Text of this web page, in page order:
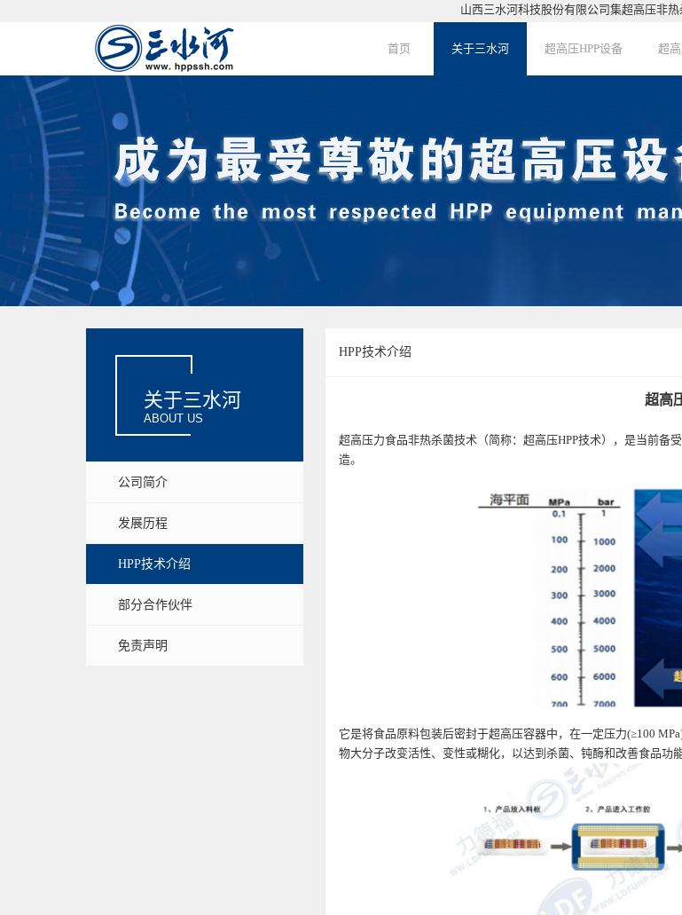
山西三水河科技股份有限公司集超高压非热杀菌设
首页
HOME
关于三水河
关于三水河 超高压HPP设备
超高压HPP设备
超
超
关于三水河
ABOUT US
公司简介
发展历程
HPP技术介绍
部分合作伙伴
免责声明
HPP技术介绍
超高
超高压力食品非热杀菌技术（简称：超高压HPP技术），是当前备
造。
它是将食品原料包装后密封于超高压容器中，在一定压力(≥100
物大分子改变活性、变性或糊化，以达到杀菌、钝酶和改善食品功